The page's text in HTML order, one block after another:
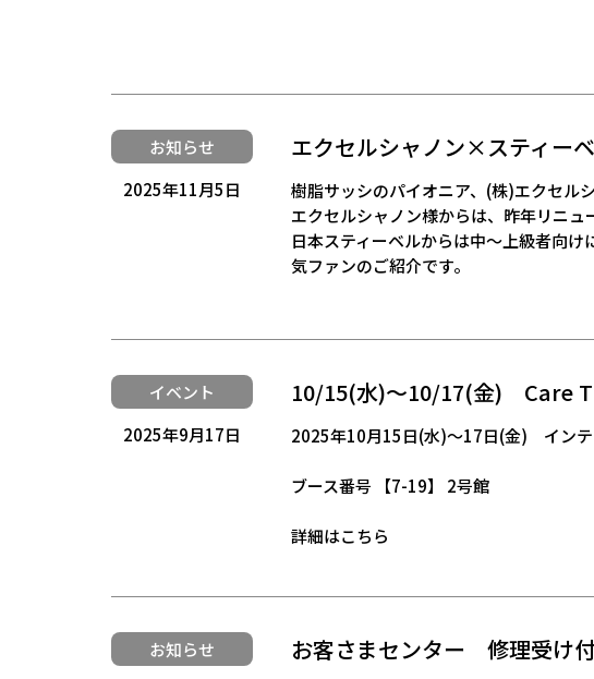
お知らせ
2025年11月5日
エクセルシャノン×スティー
樹脂サッシのパイオニア、(株)エクセル
エクセルシャノン様からは、昨年リニュ
日本スティーベルからは中～上級者向
気ファンのご紹介です。
イベント
2025年9月17日
10/15(水)～10/17(金) Care
2025年10月15日(水)～17日(金) イン
ブース番号 【7-19】 2号館
詳細はこちら
お知らせ
お客さまセンター 修理受け